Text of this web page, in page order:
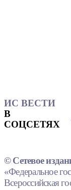
ИС ВЕСТИ
В
СОЦСЕТЯХ
© Сетевое
«Федеральное
Всероссийская